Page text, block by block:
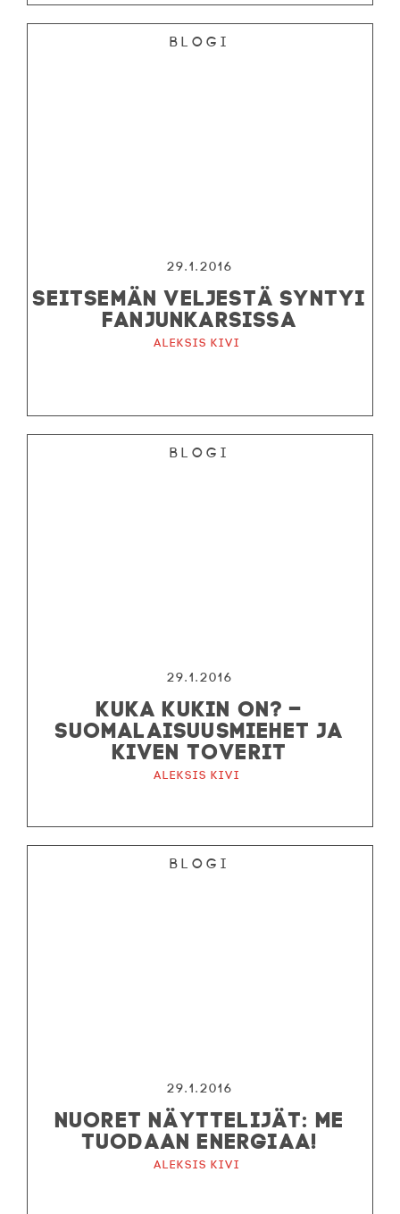
Blogi
29.1.2016
SEITSEMÄN VELJESTÄ SYNTYI
FANJUNKARSISSA
Aleksis Kivi
Blogi
29.1.2016
KUKA KUKIN ON? –
SUOMALAISUUSMIEHET JA
KIVEN TOVERIT
Aleksis Kivi
Blogi
29.1.2016
NUORET NÄYTTELIJÄT: ME
TUODAAN ENERGIAA!
Aleksis Kivi